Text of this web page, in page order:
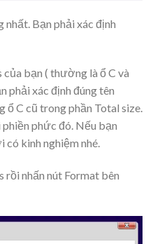
Bạn phải xác định
của bạn ( thường là ổC và
phải xác định đúng tên
ổ C cũ trong phần Total size.
phức đó. Nếu bạn
có kinh nghiệm nhé.
rồi nhấn nút Format bên